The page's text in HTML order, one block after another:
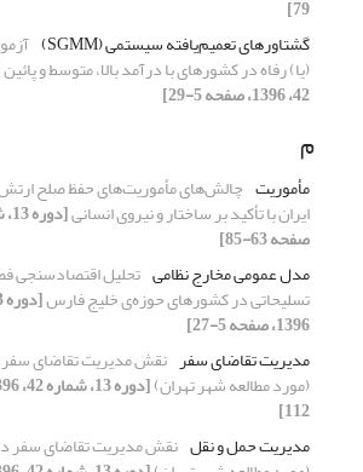
79]
گشتاورهای تعمیم‌یافته سیستمی (SGMM)
(یا) رفاه در کشورهای با درآمد بالا، متوسط و پائین
42، 1396، صفحه 5-29]
م
مأموریت چالش‌های مأموریت‌های حفظ صلح
ایران با تأکید بر ساختار و نیروی انسانی
صفحه 63-85]
مدل عمومی مخارج نظامی تحلیل اقتصادسنجی
تسلیحاتی در کشورهای حوزه‌ی خلیج فارس
1396، صفحه 5-27]
مدیریت تقاضای سفر نقش مدیریت تقاضای
(مورد مطالعه شهر تهران)
112]
مدیریت حمل و نقل نقش مدیریت تقاضای سفر